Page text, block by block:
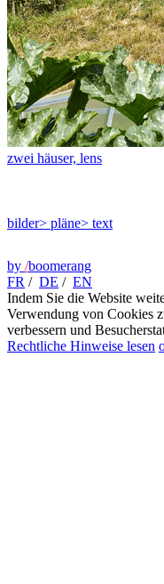
zwei häuser, lens
bilder> pläne> text
by /boomerang
FR / DE / EN
Indem Sie die Website
Verwendung von Cookies
verbessern und
Rechtliche Hinweise lesen